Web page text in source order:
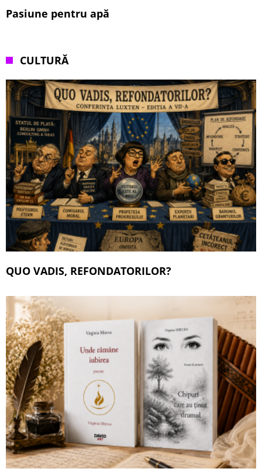
Pasiune pentru apă
CULTURĂ
QUO VADIS, REFONDATORILOR?